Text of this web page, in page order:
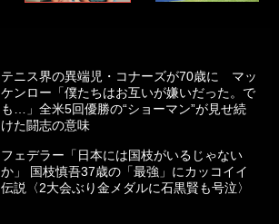
テニス界の異端児・コナーズが70歳に マッ
ケンロー「僕たちはお互いが嫌いだった。で
も…」全米5回優勝の“ショーマン”が見せ続
けた闘志の意味
フェデラー「日本には国枝がいるじゃない
か」 国枝慎吾37歳の「最強」にカッコイイ
伝説〈2大会ぶり金メダルに石黒賢も号泣〉